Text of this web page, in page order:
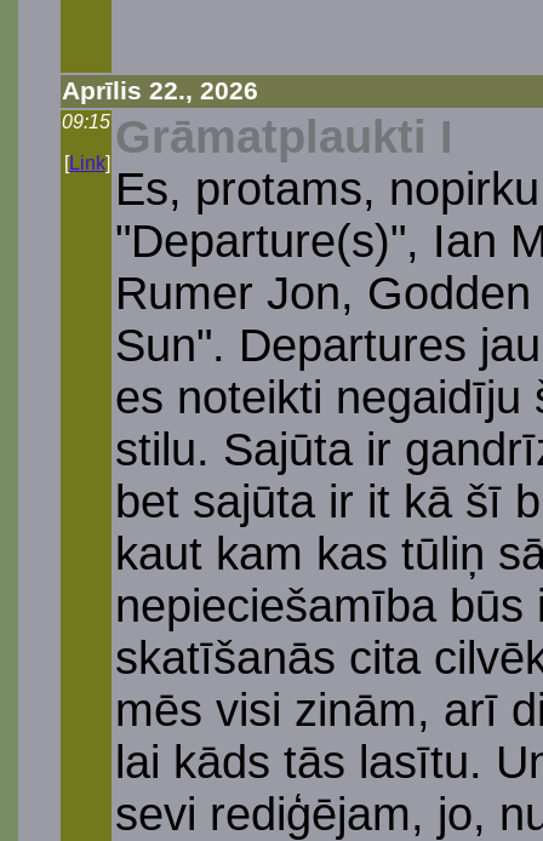
Aprīlis 22., 2026
09:15
[Link]
Grāmatplaukti I
Es, protams,
"Departure(s)", Ian
Rumer Jon,
Sun". Departures
es noteikti negaidīju
stilu. Sajūta ir
bet sajūta ir it kā šī
kaut kam kas tūliņ
nepieciešamība būs
skatīšanās cita
mēs visi zinām, arī
lai kāds tās lasītu.
sevi rediģējam, jo,